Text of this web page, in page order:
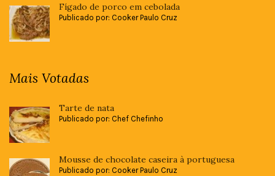
Fígado de porco em cebolada
Publicado por: Cooker Paulo Cruz
Mais Votadas
Tarte de nata
Publicado por: Chef Chefinho
Mousse de chocolate caseira à portuguesa
Publicado por: Cooker Paulo Cruz